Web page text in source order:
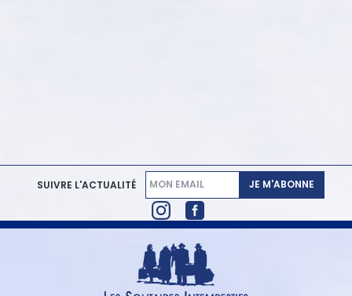
SUIVRE L'ACTUALITÉ JE M'ABONNE